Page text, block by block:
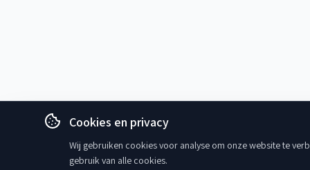
Cookies en privacy
Wij gebruiken cookies voor analyse om onze website te
gebruik van alle cookies.